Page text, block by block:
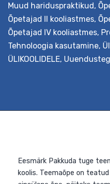
Muud hariduspraktikud,
Õpetajad II kooliastmes,
Õpetajad IV kooliastmes,
Tehnoloogia kasutamine,
ÜLIKOOLIDELE,